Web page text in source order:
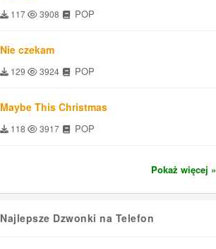
117 3908 POP
Nie czekam
129 3924 POP
Maybe This Christmas
118 3917 POP
Pokaż więcej »
Najlepsze Dzwonki na Telefon